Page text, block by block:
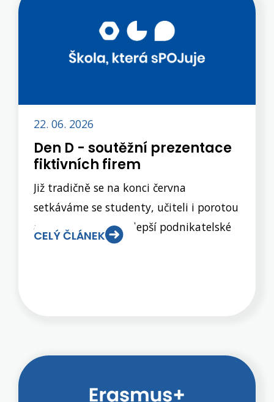
22. 06. 2026
Den D - soutěžní prezentace
fiktivních firem
Již tradičně se na konci června
setkáváme se studenty, učiteli i porotou
a hlasujeme pro nejlepší podnikatelské
záměry, které si pro nás připravili
výdělečné. Výsledky hlasování dopadly
CELÝ ČLÁNEK